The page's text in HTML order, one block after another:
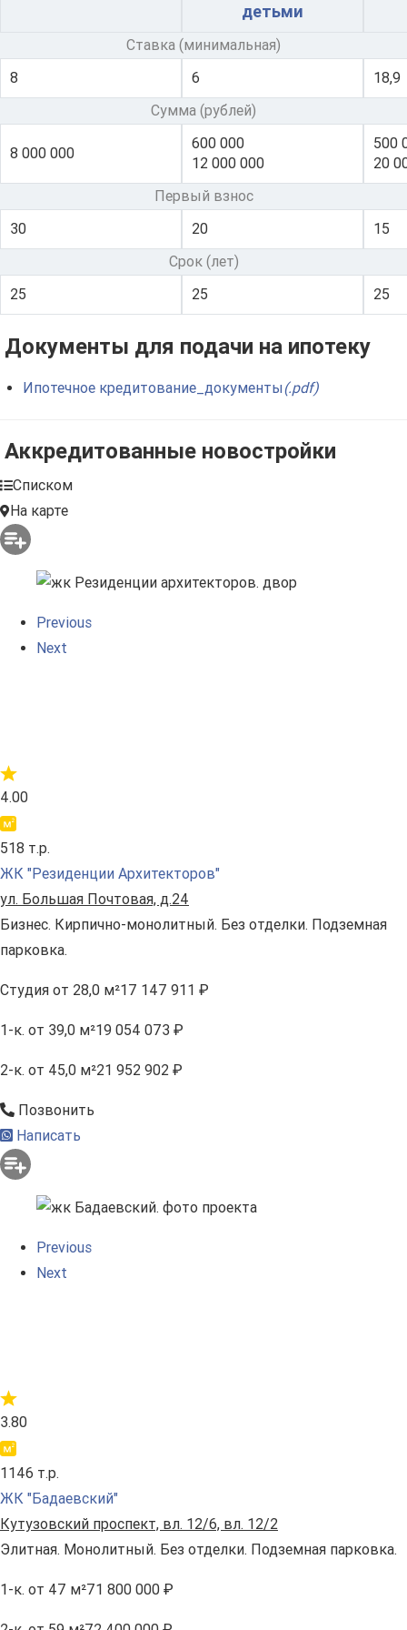
Подмосковье. На данный момент организация занимает
достойное место в списке самых крупных и
прибыльных банков Российской Федерации и смело
удерживает свои позиции на протяжении длительного
детьми
Ставка (минимальная)
8
6
18,9
Сумма (рублей)
8 000 000
600 000
12 000 000
500
20
Первый взнос
30
20
15
Срок (лет)
25
25 25
Документы для подачи на ипотеку
Ипотечное кредитование_документы(.pdf)
Аккредитованные новостройки
Списком
На карте
Previous
Next
4.00
518 т.р.
ЖК "Резиденции Архитекторов"
ул. Большая Почтовая, д.24
Бизнес. Кирпично-монолитный. Без отделки. Подземная
парковка.
Студия от 28,0 м²17 147 911 ₽
1-к. от 39,0 м²19 054 073 ₽
2-к. от 45,0 м²21 952 902 ₽
Позвонить
Написать
Previous
Next
3.80
1146 т.р.
ЖК "Бадаевский"
Кутузовский проспект, вл. 12/6, вл. 12/2
Элитная. Монолитный. Без отделки. Подземная парковка.
1-к. от 47 м²71 800 000 ₽